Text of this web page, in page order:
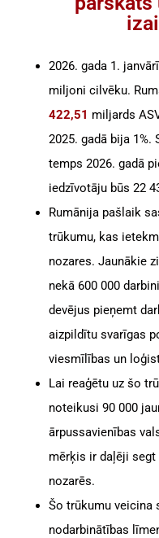
2026. gada 1.
miljoni cilvēku.
422,51 miljards
2025. gadā bija 1%.
temps 2026. gadā
iedzīvotāju būs 22
Rumānija pašlaik
trūkumu, kas
nozares. Jaunākie
nekā 600 000
devējus pieņemt
aizpildītu svarīgas
viesmīlības un
Lai reaģētu uz šo
noteikusi 90 000
ārpussavienības
mērķis ir daļēji segt
nozarēs.
Šo trūkumu veicina
nodarbinātības